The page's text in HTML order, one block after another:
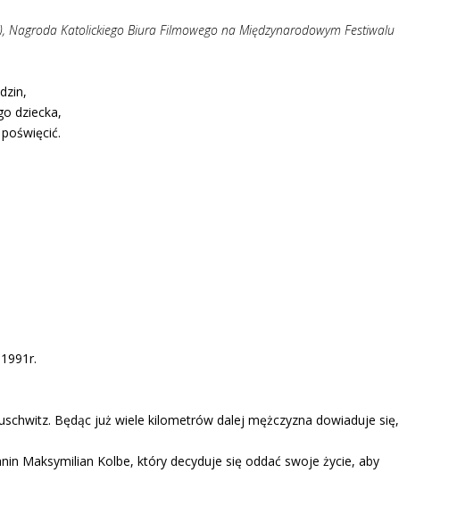
Katolickiego Biura Filmowego na Międzynarodowym Festiwalu
dziecka,
Będąc już wiele kilometrów dalej mężczyzna dowiaduje się,
Maksymilian Kolbe, który decyduje się oddać swoje życie, aby